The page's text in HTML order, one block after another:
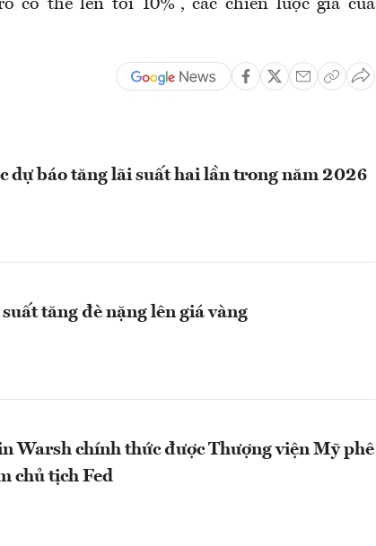
có thể lên tới 10%”, các chiến lược gia của
dự báo tăng lãi suất hai lần trong năm 2026
tăng đè nặng lên giá vàng
Warsh chính thức được Thượng viện Mỹ phê
chủ tịch Fed